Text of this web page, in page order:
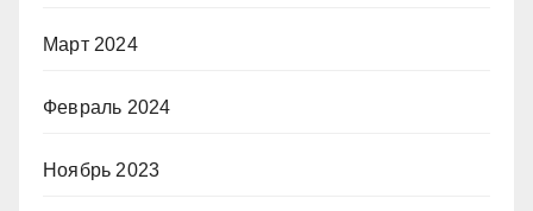
Март 2024
Февраль 2024
Ноябрь 2023